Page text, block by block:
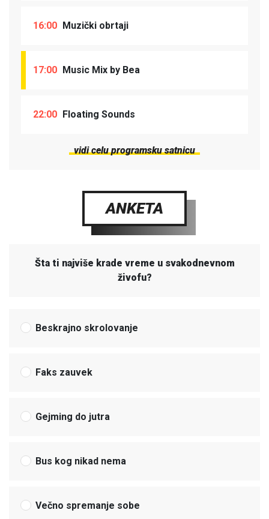
16:00 Muzički obrtaji
17:00 Music Mix by Bea
22:00 Floating Sounds
vidi celu programsku satnicu
ANKETA
Šta ti najviše krade vreme u svakodnevnom
živofu?
Beskrajno skrolovanje
Faks zauvek
Gejming do jutra
Bus kog nikad nema
Večno spremanje sobe